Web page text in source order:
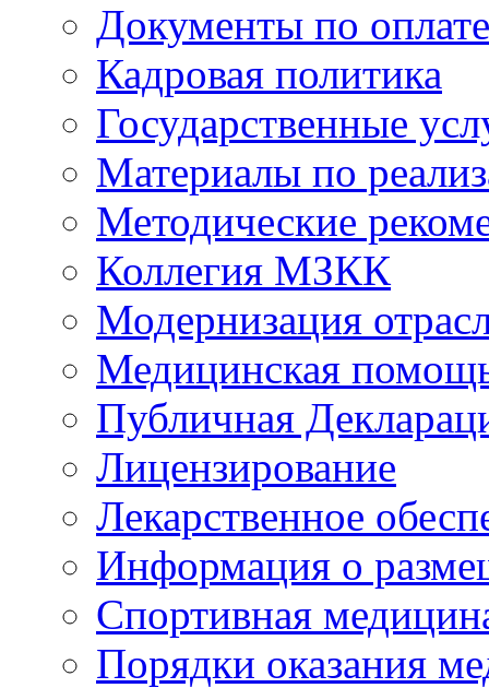
Документы по
Кадровая политика
Государственные
Материалы по
Методические
Коллегия МЗКК
Модернизация
Медицинская
Публичная
Лицензирование
Лекарственное
Информация о
Спортивная
Порядки оказания